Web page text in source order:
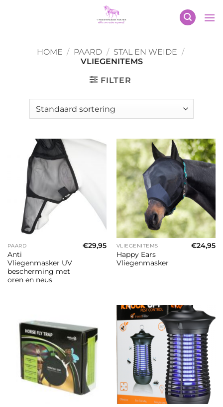
HOME / PAARD / STAL EN WEIDE /
VLIEGENITEMS
FILTER
PAARD
Anti
Vliegenmasker UV
bescherming met
oren en neus
€29,95 VLIEGENITEMS
Happy Ears
Vliegenmasker
€24,95